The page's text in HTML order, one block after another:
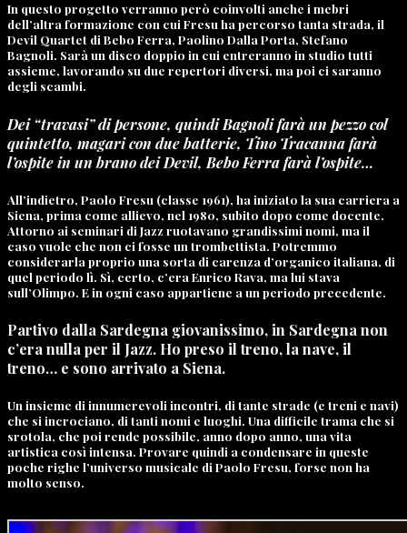
In questo progetto verranno però coinvolti anche i mebri
dell’altra formazione con cui Fresu ha percorso tanta strada, il
Devil Quartet di Bebo Ferra, Paolino Dalla Porta, Stefano
Bagnoli. Sarà un disco doppio in cui entreranno in studio tutti
assieme, lavorando su due repertori diversi, ma poi ci saranno
degli scambi.
Dei “travasi” di persone, quindi Bagnoli farà un pezzo col
quintetto, magari con due batterie, Tino Tracanna farà
l’ospite in un brano dei Devil, Bebo Ferra farà l’ospite…
All’indietro, Paolo Fresu (classe 1961), ha iniziato la sua carriera a
Siena, prima come allievo, nel 1980, subito dopo come docente.
Attorno ai seminari di Jazz ruotavano grandissimi nomi, ma il
caso vuole che non ci fosse un trombettista. Potremmo
considerarla proprio una sorta di carenza d’organico italiana, di
quel periodo lì. Sì, certo, c’era Enrico Rava, ma lui stava
sull’Olimpo. E in ogni caso appartiene a un periodo precedente.
Partivo dalla Sardegna giovanissimo, in Sardegna non
c’era nulla per il Jazz. Ho preso il treno, la nave, il
treno… e sono arrivato a Siena.
Un insieme di innumerevoli incontri, di tante strade (e treni e navi)
che si incrociano, di tanti nomi e luoghi. Una difficile trama che si
srotola, che poi rende possibile, anno dopo anno, una vita
artistica così intensa. Provare quindi a condensare in queste
poche righe l’universo musicale di Paolo Fresu, forse non ha
molto senso.